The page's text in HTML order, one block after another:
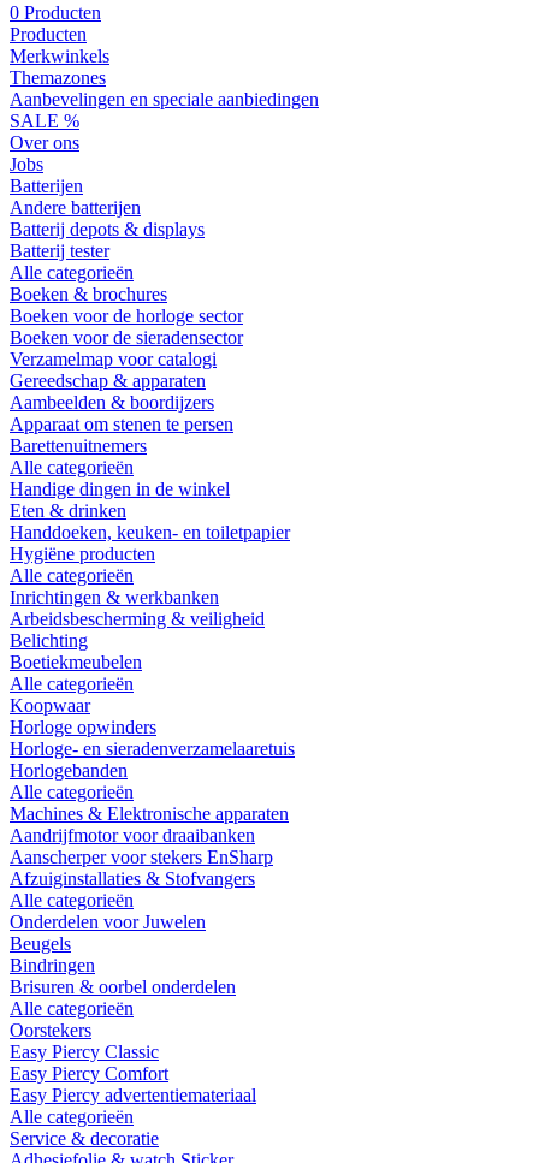
0 Producten
Producten
Merkwinkels
Themazones
Aanbevelingen en speciale aanbiedingen
SALE %
Over ons
Jobs
Batterijen
Andere batterijen
Batterij depots & displays
Batterij tester
Alle categorieën
Boeken & brochures
Boeken voor de horloge sector
Boeken voor de sieradensector
Verzamelmap voor catalogi
Gereedschap & apparaten
Aambeelden & boordijzers
Apparaat om stenen te persen
Barettenuitnemers
Alle categorieën
Handige dingen in de winkel
Eten & drinken
Handdoeken, keuken- en toiletpapier
Hygiëne producten
Alle categorieën
Inrichtingen & werkbanken
Arbeidsbescherming & veiligheid
Belichting
Boetiekmeubelen
Alle categorieën
Koopwaar
Horloge opwinders
Horloge- en sieradenverzamelaaretuis
Horlogebanden
Alle categorieën
Machines & Elektronische apparaten
Aandrijfmotor voor draaibanken
Aanscherper voor stekers EnSharp
Afzuiginstallaties & Stofvangers
Alle categorieën
Onderdelen voor Juwelen
Beugels
Bindringen
Brisuren & oorbel onderdelen
Alle categorieën
Oorstekers
Easy Piercy Classic
Easy Piercy Comfort
Easy Piercy advertentiemateriaal
Alle categorieën
Service & decoratie